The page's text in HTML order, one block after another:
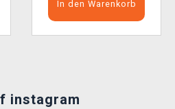
In den Warenkorb
instagram